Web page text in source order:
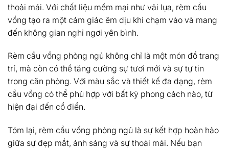
thoải mái. Với chất liệu mềm mại như vải lụa, rèm cầu
vồng tạo ra một cảm giác êm dịu khi chạm vào và mang
đến không gian nghỉ ngơi yên bình.
Rèm cầu vồng phòng ngủ không chỉ là một món đồ trang
trí, mà còn có thể tăng cường sự tươi mới và sự tự tin
trong căn phòng. Với màu sắc và thiết kế đa dạng, rèm
cầu vồng có thể phù hợp với bất kỳ phong cách nào, từ
hiện đại đến cổ điển.
Tóm lại, rèm cầu vồng phòng ngủ là sự kết hợp hoàn hảo
giữa sự đẹp mắt, ánh sáng và sự thoải mái. Nếu bạn